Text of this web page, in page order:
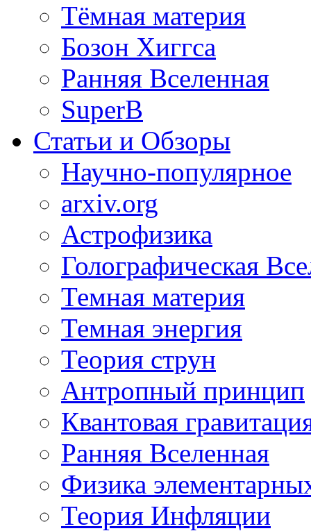
Тёмная материя
Бозон Хиггса
Ранняя Вселенная
SuperB
Статьи и Обзоры
Научно-популярное
arxiv.org
Астрофизика
Голографическая
Темная материя
Темная энергия
Теория струн
Антропный принцип
Квантовая
Ранняя Вселенная
Физика
Теория Инфляции